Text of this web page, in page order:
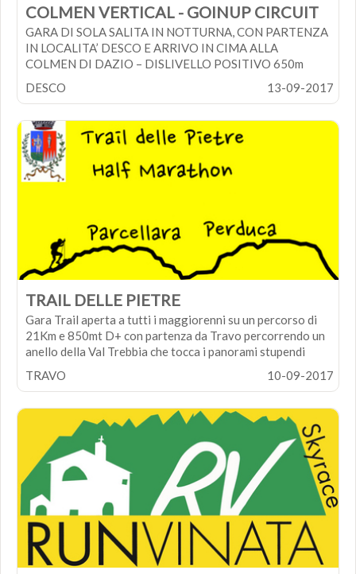
il giorno della gara dovrà pervenire anche copia del
certificato medico in corso di validità.
COLMEN VERTICAL - GOINUP CIRCUIT
GARA DI SOLA SALITA IN NOTTURNA, CON PARTENZA
IN LOCALITA’ DESCO E ARRIVO IN CIMA ALLA
COLMEN DI DAZIO – DISLIVELLO POSITIVO 650m
Località: Desco/Colmen
Ritrovo: 18:30
Partenza: 20:00
COSTO ISCRIZIONE: 10 Euro
Apertura iscrizioni: 1 Agosto
DESCO 13-09-2017
TRAIL DELLE PIETRE
Gara Trail aperta a tutti i maggiorenni su un percorso di
21Km e 850mt D+ con partenza da Travo percorrendo un
anello della Val Trebbia che tocca i panorami stupendi
fisso da percorrere tutto l'anno.
SITI WEB GARA:pietretrail
TRAVO 10-09-2017